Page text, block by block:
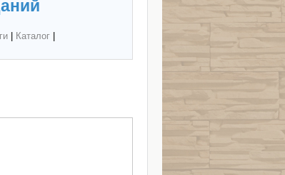
| Каталог|